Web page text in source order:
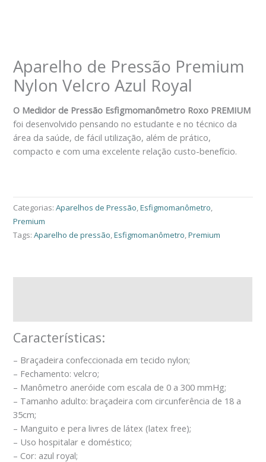
Aparelho de Pressão Premium
Nylon Velcro Azul Royal
O Medidor de Pressão Esfigmomanômetro Roxo PREMIUM
foi desenvolvido pensando no estudante e no técnico da
área da saúde, de fácil utilização, além de prático,
compacto e com uma excelente relação custo-benefício.
Categorias:Aparelhos de Pressão,Esfigmomanômetro,
Premium
Tags:Aparelho de pressão,Esfigmomanômetro,Premium
Características:
– Braçadeira confeccionada em tecido nylon;
– Fechamento: velcro;
– Manômetro aneróide com escala de 0 a 300 mmHg;
– Tamanho adulto: braçadeira com circunferência de 18 a
35cm;
– Manguito e pera livres de látex (latex free);
– Uso hospitalar e doméstico;
– Cor: azul royal;